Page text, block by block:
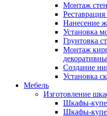
Монтаж
Нанесение
Установка
Грунтовка
Монтаж
Создание
Установка
Мебель
Изготовление
Шкафы-купе
Шкафы-купе